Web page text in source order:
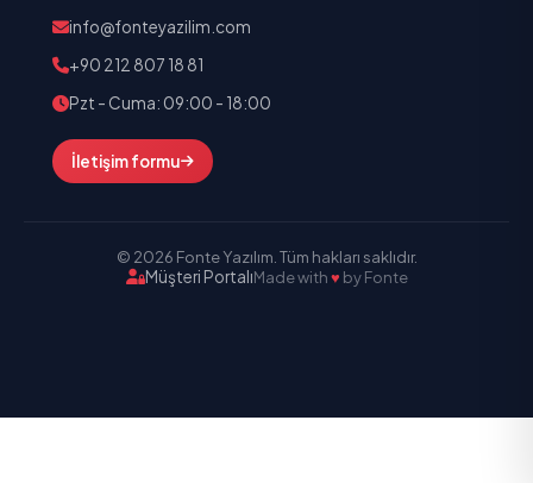
info@fonteyazilim.com
+90 212 807 18 81
Pzt - Cuma: 09:00 - 18:00
İletişim formu
© 2026 Fonte Yazılım. Tüm hakları saklıdır.
Müşteri PortalıMade with♥ by Fonte